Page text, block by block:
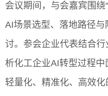
会议期间，与会嘉宾围
AI场景选型、落地路径
讨。参会企业代表结合
析化工企业AI转型过程
轻量化、精准化、高效